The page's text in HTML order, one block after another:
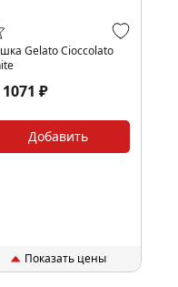
Gelato Cioccolato
1071 ₽
Добавить
Показать цены